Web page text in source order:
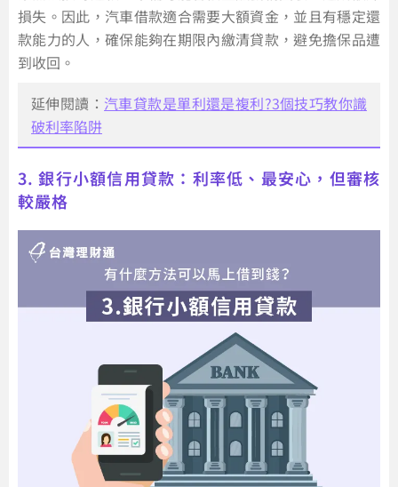
損失。因此，汽車借款適合需要大額資金，並且有穩定還
款能力的人，確保能夠在期限內繳清貸款，避免擔保品遭
到收回。
延伸閱讀： 汽車貸款是單利還是複利?3個技巧教你識
破利率陷阱
3. 銀行小額信用貸款：利率低、最安心，但審核
較嚴格